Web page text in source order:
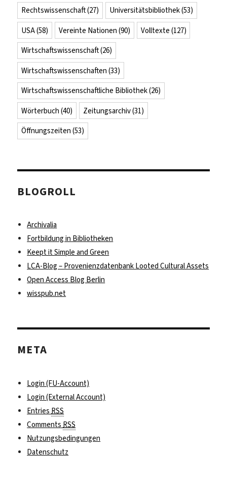
Rechtswissenschaft(27) Universitätsbibliothek(53)
USA(58) Vereinte Nationen (90) Volltexte (127)
Wirtschaftswissenschaft(26)
Wirtschaftswissenschaften (33)
Wirtschaftswissenschaftliche Bibliothek(26)
Wörterbuch (40) Zeitungsarchiv(31)
Öffnungszeiten (53)
BLOGROLL
Archivalia
Fortbildung in Bibliotheken
Keept it Simple and Green
LCA-Blog – Provenienzdatenbank Looted Cultural Assets
Open Access Blog Berlin
wisspub.net
META
Login (FU-Account)
Login (External Account)
Entries RSS
Comments RSS
Nutzungsbedingungen
Datenschutz